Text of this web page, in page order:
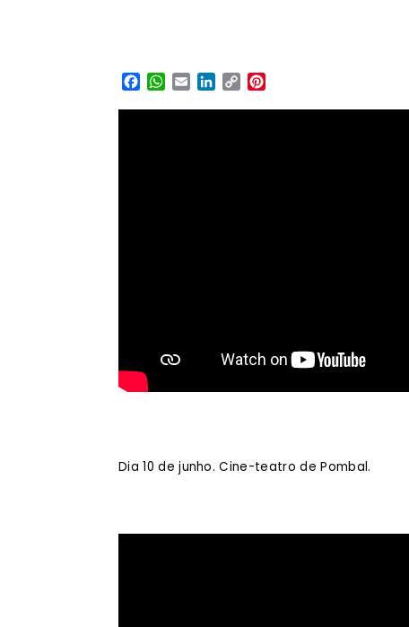
Facebook
WhatsApp
EmailLinkedIn
Copy
Dia 10 de junho. Cine-teatro de Pombal.